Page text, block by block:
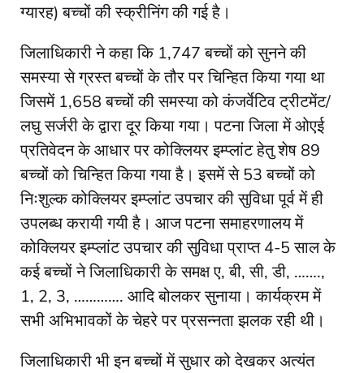
ग्यारह) बच्चों की स्क्रीनिंग की गई है।
जिलाधिकारी ने कहा कि 1,747 बच्चों को सुनने की
समस्या से ग्रस्त बच्चों के तौर पर चिन्हित किया गया था
जिसमें 1,658 बच्चों की समस्या को कंजर्वेटिव ट्रीटमेंट/
लघु सर्जरी के द्वारा दूर किया गया। पटना जिला में ओएई
प्रतिवेदन के आधार पर कोक्लियर इम्प्लांट हेतु शेष 89
बच्चों को चिन्हित किया गया है। इसमें से 53 बच्चों को
निःशुल्क कोक्लियर इम्प्लांट उपचार की सुविधा पूर्व में ही
उपलब्ध करायी गयी है। आज पटना समाहरणालय में
कोक्लियर इम्प्लांट उपचार की सुविधा प्राप्त 4-5 साल के
कई बच्चों ने जिलाधिकारी के समक्ष ए, बी, सी, डी, …….,
1, 2, 3, …………. आदि बोलकर सुनाया। कार्यक्रम में
सभी अभिभावकों के चेहरे पर प्रसन्नता झलक रही थी।
जिलाधिकारी भी इन बच्चों में सुधार को देखकर अत्यंत